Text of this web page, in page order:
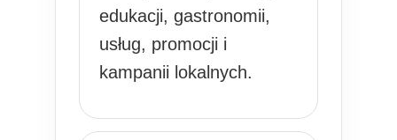
edukacji, gastronomii,
usług, promocji i
kampanii lokalnych.